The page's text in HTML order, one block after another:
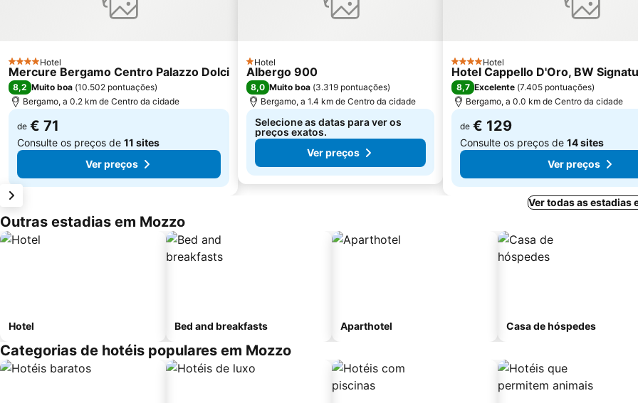
4 Estrelas
Hotel
Mercure Bergamo Centro Palazzo Dolci
8,2 Muito boa (10.502 pontuações)
Bergamo, a 0.2 km de Centro da cidade
de € 71
Consulte os preços de 11 sites
Ver preços
1 Estrelas
Hotel
Albergo 900
8,0 Muito boa (3.319 pontuações)
Bergamo, a 1.4 km de Centro da cidade
Selecione as datas para ver os
preços exatos.
Ver preços
4 Estrelas
Hotel
Hotel Cappello D'Oro, BW
8,7 Excelente (7.405 pontuações)
Bergamo, a 0.0 km de Centro da cidade
de € 129
Consulte os preços de 14 sites
Ver preços
Ver todas as estadias
Outras estadias em Mozzo
Hotel Bed and breakfasts Aparthotel Casa de hóspedes
Categorias de hotéis populares em Mozzo